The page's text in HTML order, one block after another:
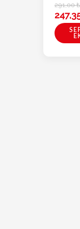
291,00₺